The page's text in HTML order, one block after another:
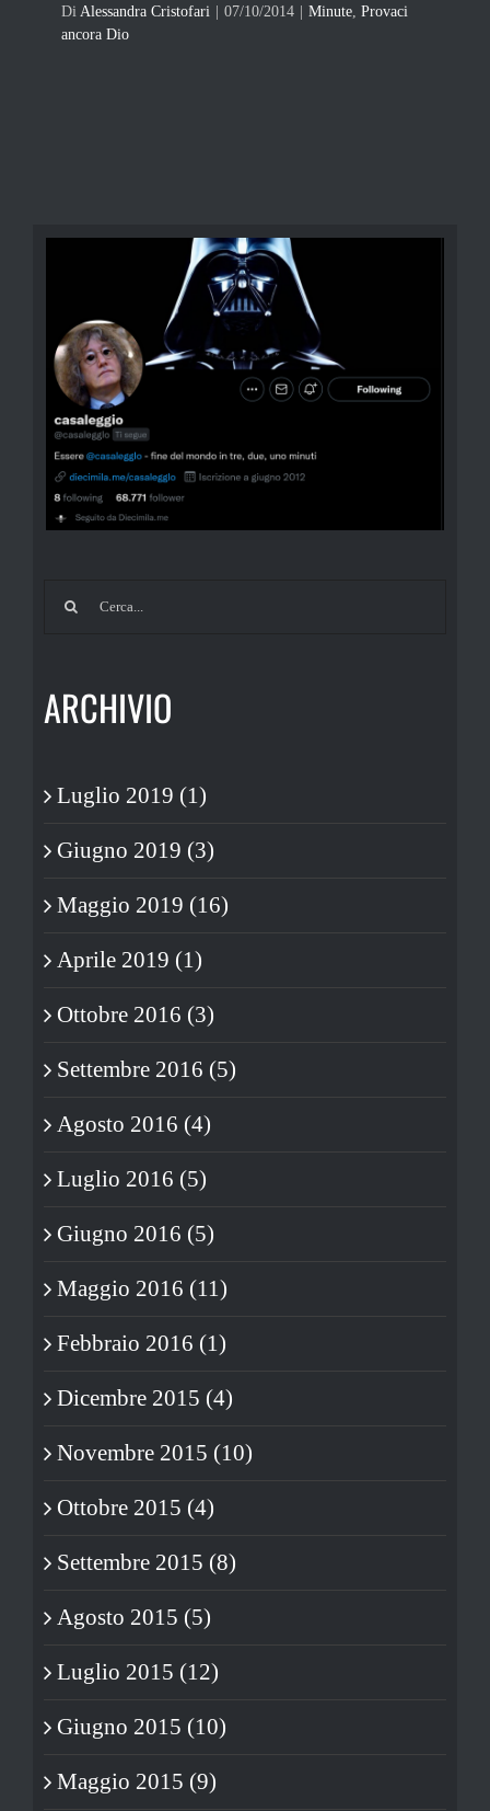
Di Alessandra Cristofari 07/10/2014 Minute, Provaci
ancora Dio
ARCHIVIO
Luglio 2019 (1)
Giugno 2019 (3)
Maggio 2019 (16)
Aprile 2019 (1)
Ottobre 2016 (3)
Settembre 2016 (5)
Agosto 2016 (4)
Luglio 2016 (5)
Giugno 2016 (5)
Maggio 2016 (11)
Febbraio 2016 (1)
Dicembre 2015 (4)
Novembre 2015 (10)
Ottobre 2015 (4)
Settembre 2015 (8)
Agosto 2015 (5)
Luglio 2015 (12)
Giugno 2015 (10)
Maggio 2015 (9)